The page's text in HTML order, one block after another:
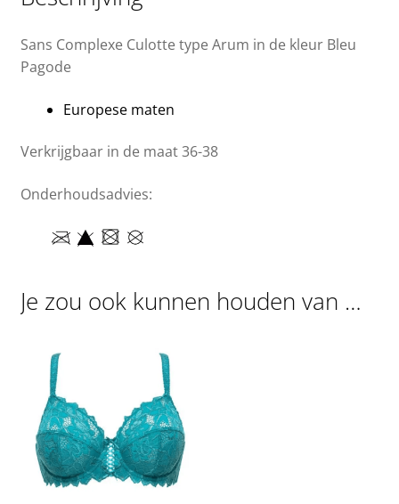
Sans Complexe Culotte type Arum in de kleur Bleu
Pagode
Europese maten
Verkrijgbaar in de maat 36-38
Onderhoudsadvies:
Je zou ook kunnen houden van …